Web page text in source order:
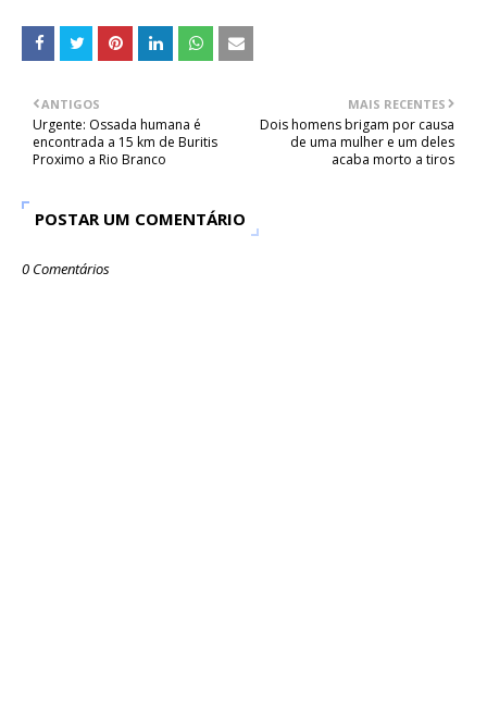
MAIS RECENTES
Dois homens brigam por causa
de uma mulher e um deles
acaba morto a tiros
ANTIGOS
Urgente: Ossada humana é
encontrada a 15 km de Buritis
Proximo a Rio Branco
POSTAR UM COMENTÁRIO
0 Comentários